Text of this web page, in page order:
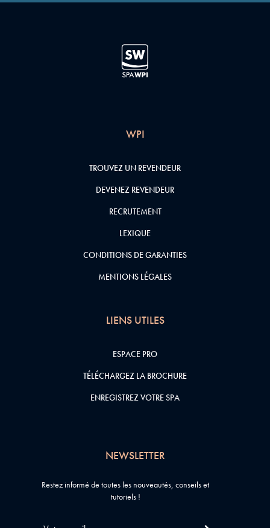
WPI
TROUVEZ UN REVENDEUR
DEVENEZ REVENDEUR
RECRUTEMENT
LEXIQUE
CONDITIONS DE GARANTIES
MENTIONS LÉGALES
LIENS UTILES
ESPACE PRO
TÉLÉCHARGEZ LA BROCHURE
ENREGISTREZ VOTRE SPA
NEWSLETTER
Restez informé de toutes les nouveautés, conseils et
tutoriels !